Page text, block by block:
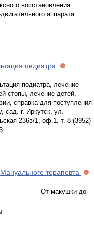
восстановления
аппарата.
педиатра
подиатра, лечение
стопы, лечение детей,
справка для поступления
сад. г. Иркутск, ул.
236в/1, оф.1. т. 8 (3952)
терапевта
макушки до